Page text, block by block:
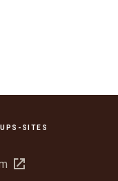
SITES
Opent